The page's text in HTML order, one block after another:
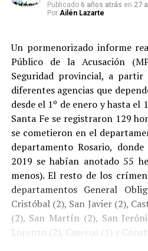
Publicado 6 años atrás en 27
Por Ailén Lazarte
Un pormenorizado informe
Público de la Acusación
Seguridad provincial, a
diferentes agencias que
desde el 1º de enero y hasta el
Santa Fe se registraron 129
se cometieron en el
departamento Rosario,
2019 se habían anotado 55
menos). El resto de los
departamentos General
Cristóbal (2), San Javier (2),
(2), San Martín (2), San
Lorenzo (2), Caseros (1) y